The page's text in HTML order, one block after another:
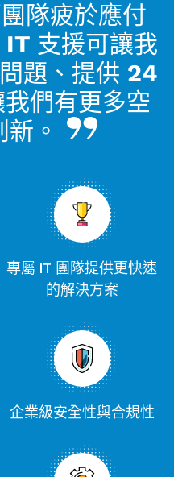
隊疲於應付
支援可讓我
題、提供 24
們有更多空
。
專屬 IT 團隊提供更快速
的解決方案
企業級安全性與合規性